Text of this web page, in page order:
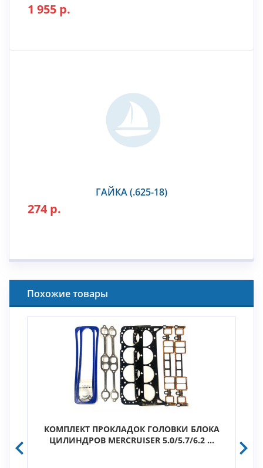
1 955 р.
ГАЙКА (.625-18)
274 р.
Похожие товары
КОМПЛЕКТ ПРОКЛАДОК ГОЛОВКИ БЛОКА
ЦИЛИНДРОВ MERCRUISER 5.0/5.7/6.2 ...